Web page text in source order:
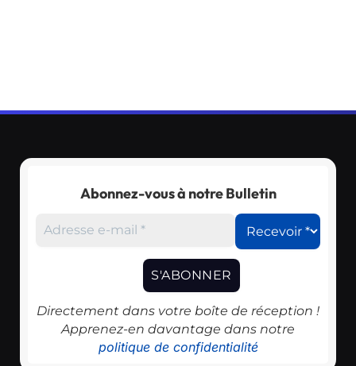
Abonnez-vous à notre Bulletin
Directement dans votre boîte de réception !
Apprenez-en davantage dans notre
politique de confidentialité